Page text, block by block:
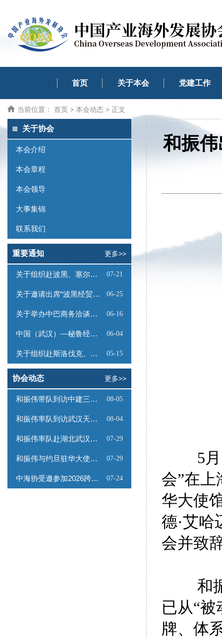
首页 关于本会 党建工作
当前位置： 首页 > 本会动态 > 正文
关于协会
本会介绍
本会章程
本会领导
大事集锦
联系我们
重要通知 更多>>
关于组织赴波黑、塞尔维亚商务考察的函 07-21
关于邀请出席“波黑经贸投资推介会”的函 06-25
关于举办中巴商务洽谈会的通知 06-16
中国（武汉）—秘鲁经贸合作推介会邀请函 06-04
关于组织赴斯洛伐克、奥地利商务考察的函 05-15
协会动态 更多>>
和振伟带队到访中建三局数字工程有限公司 08-05
和振伟率队到访武汉天源集团 08-04
和振伟率队赴湖北武汉调研 07-29
和振伟与约旦驻华大使会谈 07-29
中海协受邀参加2026跨境能源矿产出海专题路演会 07-24
和振
5
会”在上
华大使
德·艾哈
会并致
和
已从“
牌、体